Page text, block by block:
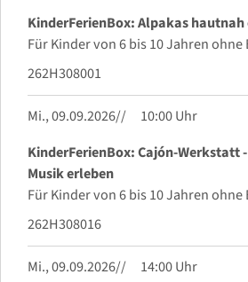
KinderFerienBox: Alpakas
Für Kinder von 6 bis 10 Jahren
262H308001
Mi., 09.09.2026
10:00 Uhr
KinderFerienBox: Cajón-Werkstatt
Musik erleben
Für Kinder von 6 bis 10 Jahren
262H308016
Mi., 09.09.2026
14:00 Uhr